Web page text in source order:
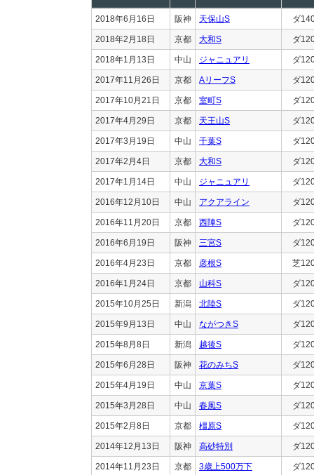
2018年6月16日 阪神 天保山S ダ
2018年2月18日 京都 大和S ダ
2018年1月13日 中山 ジャニュアリ ダ
2017年11月26日 京都 AリーフS ダ
2017年10月21日 京都 室町S ダ
2017年4月29日 京都 天王山S ダ
2017年3月19日 中山 千葉S ダ
2017年2月4日 京都 大和S ダ
2017年1月14日 中山 ジャニュアリ ダ
2016年12月10日 中山 アクアライン ダ
2016年11月20日 京都 西陣S ダ
2016年6月19日 阪神 三宮S ダ
2016年4月23日 京都 彦根S 芝
2016年1月24日 京都 山科S ダ
2015年10月25日 新潟 北陸S ダ
2015年9月13日 中山 ながつきS ダ
2015年8月8日 新潟 越後S ダ
2015年6月28日 阪神 花のみちS ダ
2015年4月19日 中山 京葉S ダ
2015年3月28日 中山 春風S ダ
2015年2月8日 京都 橿原S ダ
2014年12月13日 阪神 高砂特別 ダ
2014年11月23日 京都 3歳上500万下 ダ